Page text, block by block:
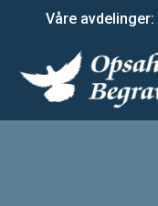
Våre avdelinger:
Våre avdelinger: